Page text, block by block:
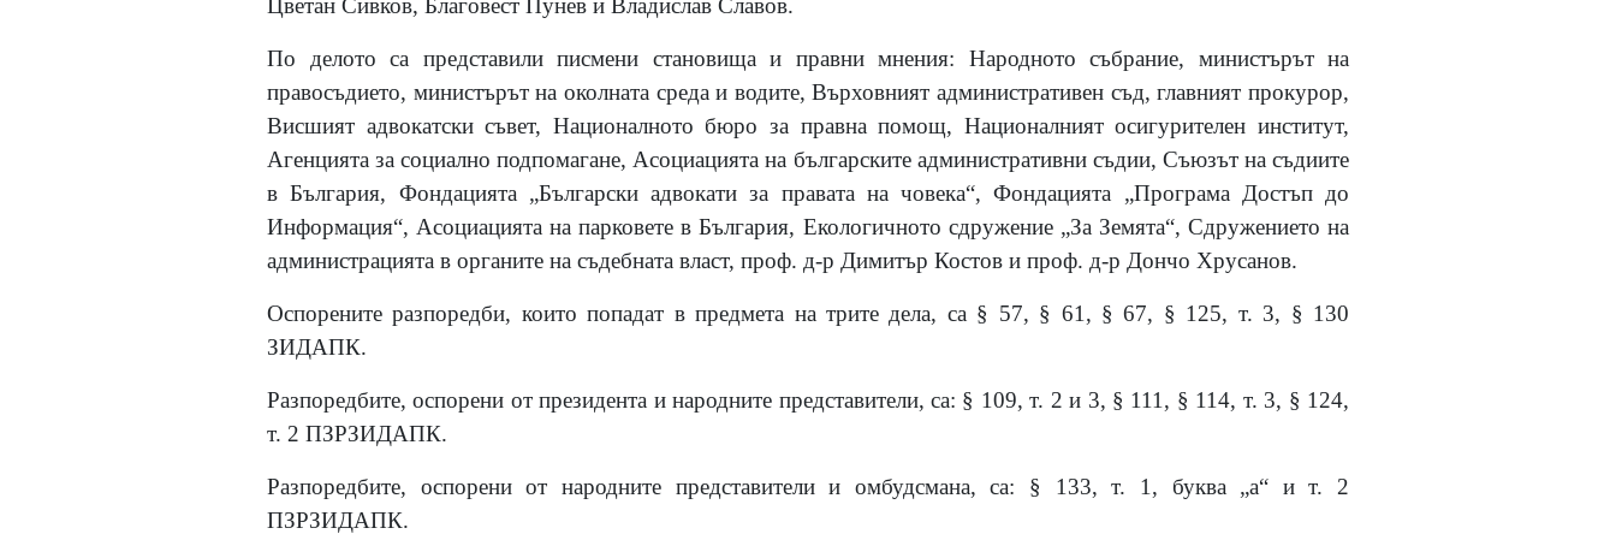
По делото са представили писмени становища и правни мнения: Народното събрание, министърът на
правосъдието, министърът на околната среда и водите, Върховният административен съд, главният прокурор,
Висшият адвокатски съвет, Националното бюро за правна помощ, Националният осигурителен институт,
Агенцията за социално подпомагане, Асоциацията на българските административни съдии, Съюзът на съдиите
в България, Фондацията „Български адвокати за правата на човека“, Фондацията „Програма Достъп до
Информация“, Асоциацията на парковете в България, Екологичното сдружение „За Земята“, Сдружението на
администрацията в органите на съдебната власт, проф. д-р Димитър Костов и проф. д-р Дончо Хрусанов.
Оспорените разпоредби, които попадат в предмета на трите дела, са § 57, § 61, § 67, § 125, т. 3, § 130
ЗИДАПК.
Разпоредбите, оспорени от президента и народните представители, са: § 109, т. 2 и 3, § 111, § 114, т. 3, § 124,
т. 2 ПЗРЗИДАПК.
Разпоредбите, оспорени от народните представители и омбудсмана, са: § 133, т. 1, буква „а“ и т. 2
ПЗРЗИДАПК.